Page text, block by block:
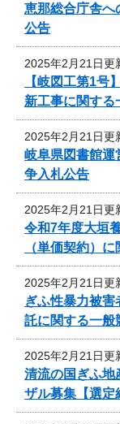
恵那総合庁舎へ
公告
2025年2月21日更
【岐図工第1号
新工事に関する
2025年2月21日更
岐阜県図書館運
争入札公告
2025年2月21日更
令和7年度大垣
（単価契約）
2025年2月21日更
ぎふ性暴力被
託に関する一般
2025年2月21日更
清流の国ぎふ地
ザル募集【選定